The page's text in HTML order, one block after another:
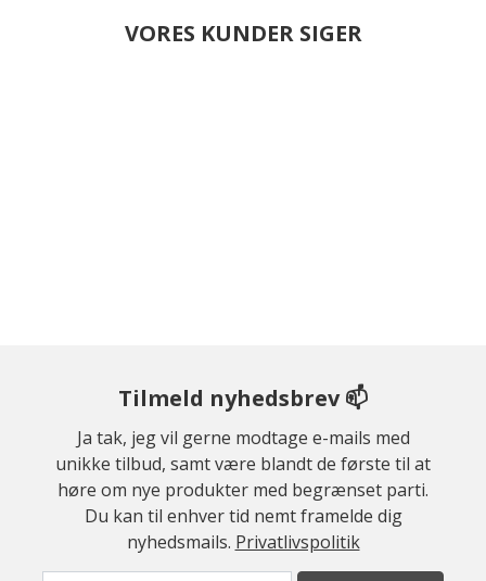
VORES KUNDER SIGER
Tilmeld nyhedsbrev 📫
Ja tak, jeg vil gerne modtage e-mails med
unikke tilbud, samt være blandt de første til at
høre om nye produkter med begrænset parti.
Du kan til enhver tid nemt framelde dig
nyhedsmails. Privatlivspolitik